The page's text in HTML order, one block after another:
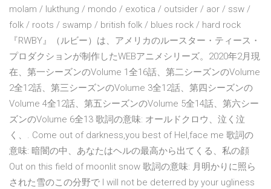
molam / lukthung / mondo / exotica / outsider / aor / ssw /
folk / roots / swamp / british folk / blues rock / hard rock
『RWBY』（ルビー）は、アメリカのルースター・ティース・
プロダクションが制作したWEBアニメシリーズ。2020年2月現
在、第一シーズンのVolume 1全16話、第二シーズンのVolume
2全12話、第三シーズンのVolume 3全12話、第四シーズンの
Volume 4全12話、第五シーズンのVolume 5全14話、第六シー
ズンのVolume 6全13 歌詞の意味: オールドクロウ、泣く泣
く、. Come out of darkness,you best of Hel,face me 歌詞の
意味: 暗闇の中、あなたはヘルの最高から出てくる、私の顔
Out on this field of moonlit snow 歌詞の意味: 月明かりに照ら
された雪のこの分野で I will not be deterred by your ugliness